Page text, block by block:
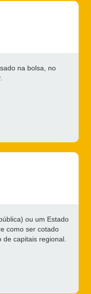
na bolsa, no
ou um Estado
como ser cotado
de capitais regional.